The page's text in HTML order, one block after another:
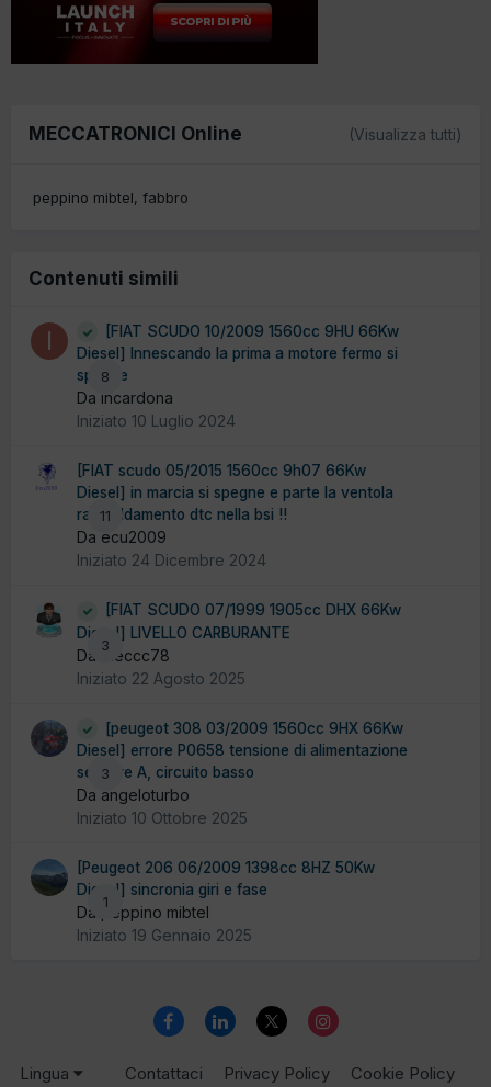
MECCATRONICI Online (Visualizza tutti)
peppino mibtel fabbro
Contenuti simili
8
[FIAT SCUDO 10/2009 1560cc 9HU 66Kw
Diesel] Innescando la prima a motore fermo si
spegne
Da incardona
Iniziato 10 Luglio 2024
11
[FIAT scudo 05/2015 1560cc 9h07 66Kw
Diesel] in marcia si spegne e parte la ventola
raffreddamento dtc nella bsi !!
Da ecu2009
Iniziato 24 Dicembre 2024
3
[FIAT SCUDO 07/1999 1905cc DHX 66Kw
Diesel] LIVELLO CARBURANTE
Da Meccc78
Iniziato 22 Agosto 2025
3
[peugeot 308 03/2009 1560cc 9HX 66Kw
Diesel] errore P0658 tensione di alimentazione
sensore A, circuito basso
Da angeloturbo
Iniziato 10 Ottobre 2025
1
[Peugeot 206 06/2009 1398cc 8HZ 50Kw
Diesel] sincronia giri e fase
Da peppino mibtel
Iniziato 19 Gennaio 2025
Lingua Contattaci Privacy Policy
Cookie Policy